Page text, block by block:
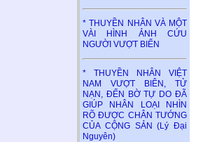
* THUYỀN NHÂN VÀ MỘT
VÀI HÌNH ẢNH CỨU
NGƯỜI VƯỢT BIỂN
* THUYỀN NHÂN VIỆT
NAM VƯỢT BIÊN, TỬ
NẠN, ĐẾN BỜ TỰ DO ĐÃ
GIÚP NHÂN LOẠI NHÌN
RÕ ĐƯỢC CHÂN TƯỚNG
CỦA CỘNG SẢN (Lý Đại
Nguyên)